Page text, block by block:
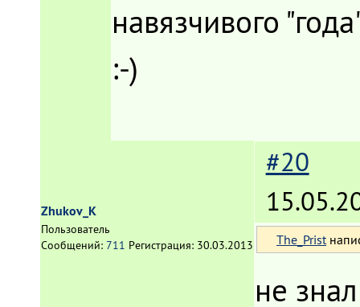
навязчивого
:-)
Zhukov_K
Пользователь
Сообщений: 711 Регистрация: 30.03.2013
#20
The_Prist
не